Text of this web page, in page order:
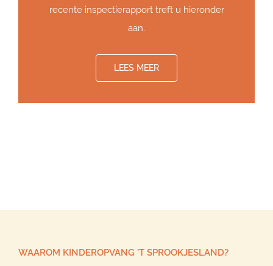
recente inspectierapport treft u hieronder
aan.
LEES MEER
WAAROM KINDEROPVANG ’T SPROOKJESLAND?